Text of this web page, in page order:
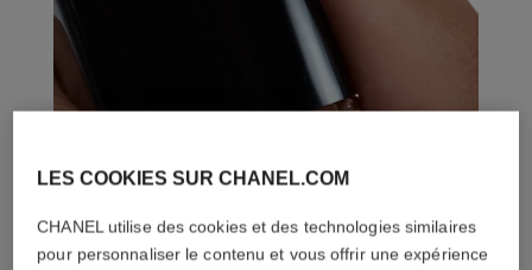
LES COOKIES SUR CHANEL.COM
CHANEL utilise des cookies et des technologies similaires
pour personnaliser le contenu et vous offrir une expérience